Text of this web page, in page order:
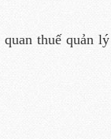
thuế quản